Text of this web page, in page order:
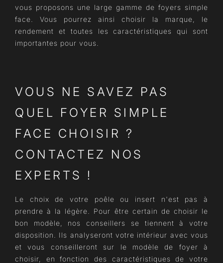
vous proposons une large gamme de foyers simple
face. Vous pourrez ainsi choisir la marque, le
rendement et toutes les caractéristiques qui sont
importantes pour vous.
VOUS NE SAVEZ PAS
QUEL FOYER SIMPLE
FACE CHOISIR ?
CONTACTEZ NOS
EXPERTS !
Le choix de votre poêle ou insert n'est pas à
prendre à la légère. Pour être certain de choisir le
bon modèle, nos conseillers se tiennent à votre
disposition. Ils analyseront votre intérieur avec vous
et vous conseilleront sur le modèle de foyer à
choisir, en fonction des caractéristiques de votre